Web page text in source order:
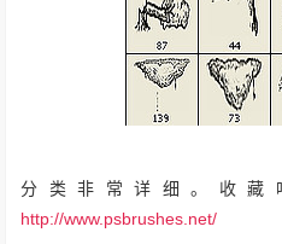
分类非常详细。收藏
http://www.psbrushes.net/